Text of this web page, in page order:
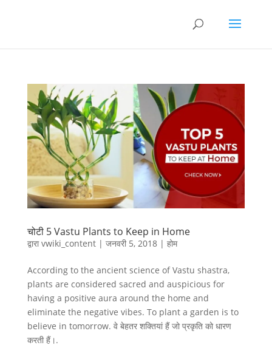
चोटी 5 Vastu Plants to Keep in Home
द्वाराvwiki_content| जनवरी 5, 2018| होम
According to the ancient science of Vastu shastra,
plants are considered sacred and auspicious for
having a positive aura around the home and
eliminate the negative vibes. To plant a garden is to
believe in tomorrow. वे बेहतर शक्तियां हैं जो प्रकृति को धारण
करती हैं।.